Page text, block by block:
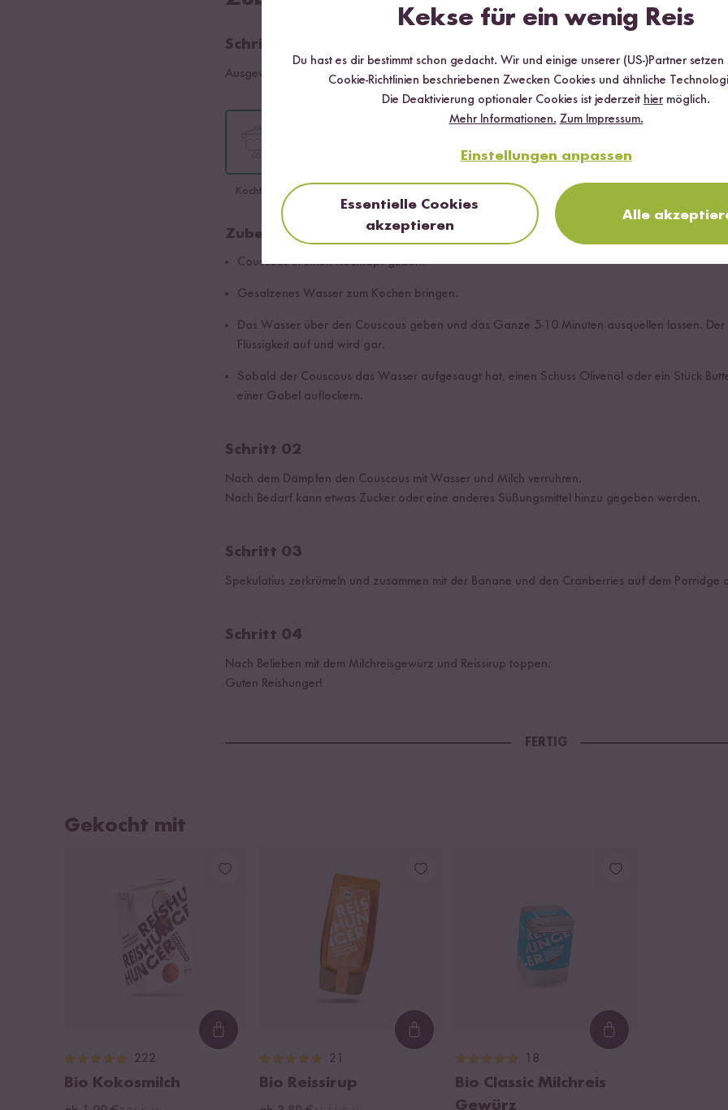
Schritt 01
Ausgewählte Sorte:
Kochtopf
Zubereitung im Kochtopf:
Couscous in einen Kochtopf geben.
Gesalzenes Wasser zum Kochen bringen.
Das Wasser über den Couscous geben und das Ganze 5-10 Minuten ausquellen lassen. Der
Flüssigkeit auf und wird gar.
Sobald der Couscous das Wasser aufgesaugt hat, einen Schuss Olivenöl oder ein Stück
einer Gabel auflockern.
Schritt 02
Nach dem Dämpfen den Couscous mit Wasser und Milch verrühren.
Nach Bedarf kann etwas Zucker oder eine anderes Süßungsmittel hinzu gegeben werden.
Schritt 03
Spekulatius zerkrümeln und zusammen mit der Banane und den Cranberries auf dem Porridge
Schritt 04
Nach Belieben mit dem Milchreisgewürz und Reissirup toppen.
Guten Reishunger!
FERTIG
Gekocht mit
Loading...
222
Bio Kokosmilch
Loading...
21
Bio Reissirup
Loading...
18
Bio Classic Milchreis
Gewürz
Kekse für ein wenig Reis
Du hast es dir bestimmt schon gedacht. Wir und einige unserer (US-)Partner
Cookie-Richtlinien beschriebenen Zwecken Cookies und ähnliche
Die Deaktivierung optionaler Cookies ist jederzeit hier möglich.
Mehr Informationen. Zum Impressum.
Einstellungen anpassen
Essentielle Cookies
akzeptieren
Alle